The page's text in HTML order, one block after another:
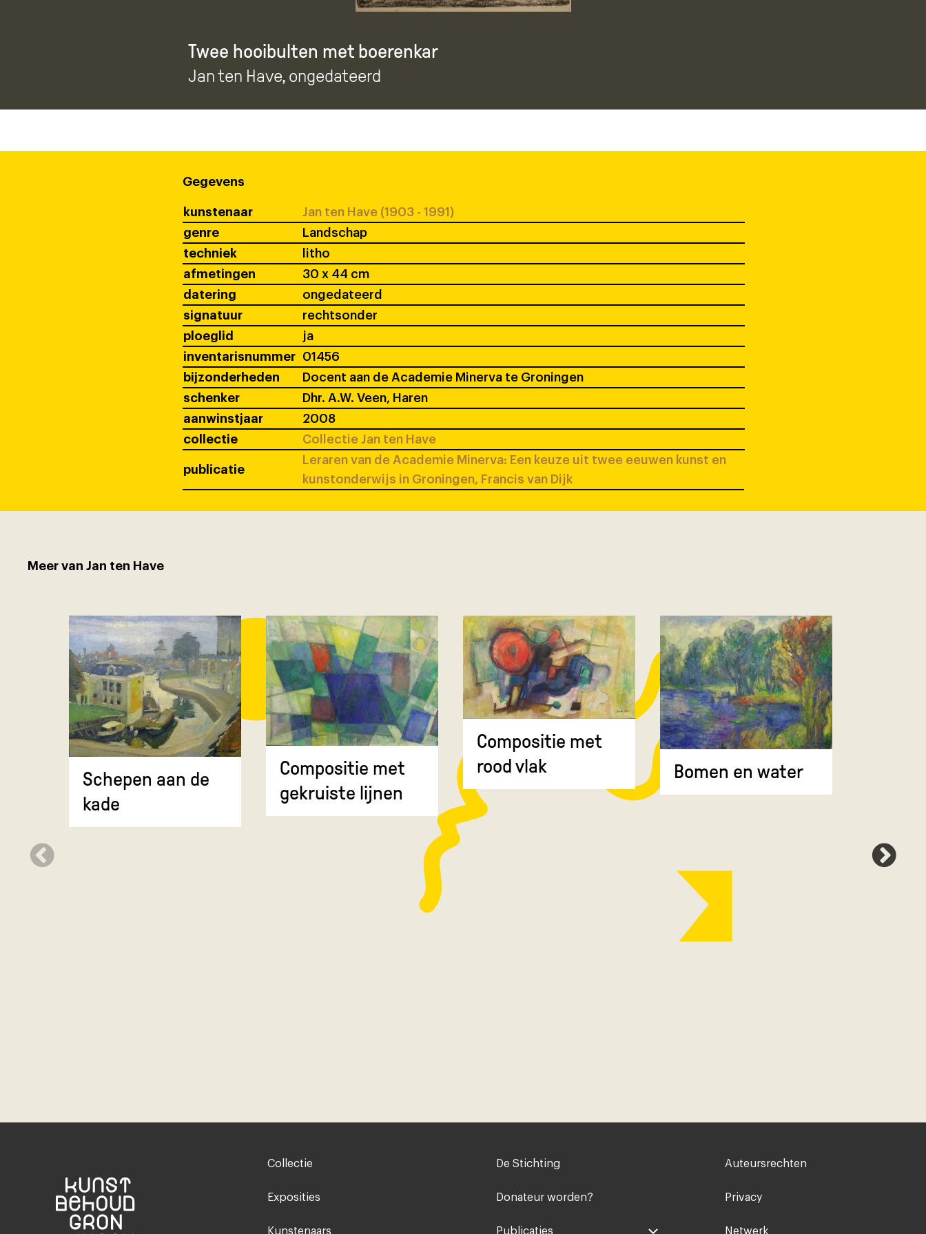
Twee hooibulten met boerenkar
Jan ten Have, ongedateerd
Gegevens
kunstenaar
Jan ten Have (1903 - 1991)
genre
Landschap
techniek
litho
afmetingen
30 x 44 cm
datering
ongedateerd
signatuur
rechtsonder
ploeglid
ja
inventarisnummer
01456
bijzonderheden
Docent aan de Academie Minerva te Groningen
schenker
Dhr. A.W. Veen, Haren
aanwinstjaar
2008
collectie
Collectie Jan ten Have
publicatie
Leraren van de Academie Minerva: Een keuze uit twee eeuwen kunst en
kunstonderwijs in Groningen, Francis van Dijk
Meer van Jan ten Have
Schepen aan de
kade
Compositie met
gekruiste lijnen
Compositie met
rood vlak
Bomen en water
Footer-
Collectie
Exposities
Kunstenaars
Voet
De Stichting
Donateur worden?
Publicaties
Voet
Auteursrechten
Privacy
Netwerk